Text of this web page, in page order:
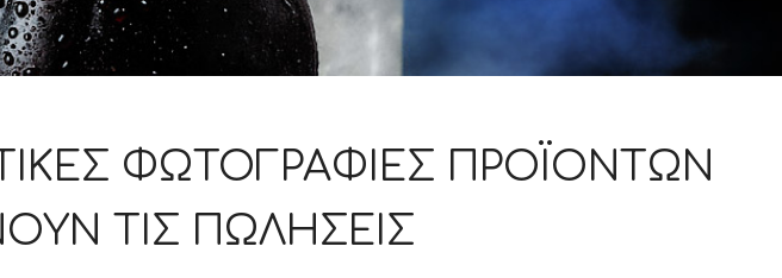
ΦΩΤΟΓΡΑΦΊΕΣ ΠΡΟΪΌΝΤΩΝ
ΤΙΣ ΠΩΛΉΣΕΙΣ